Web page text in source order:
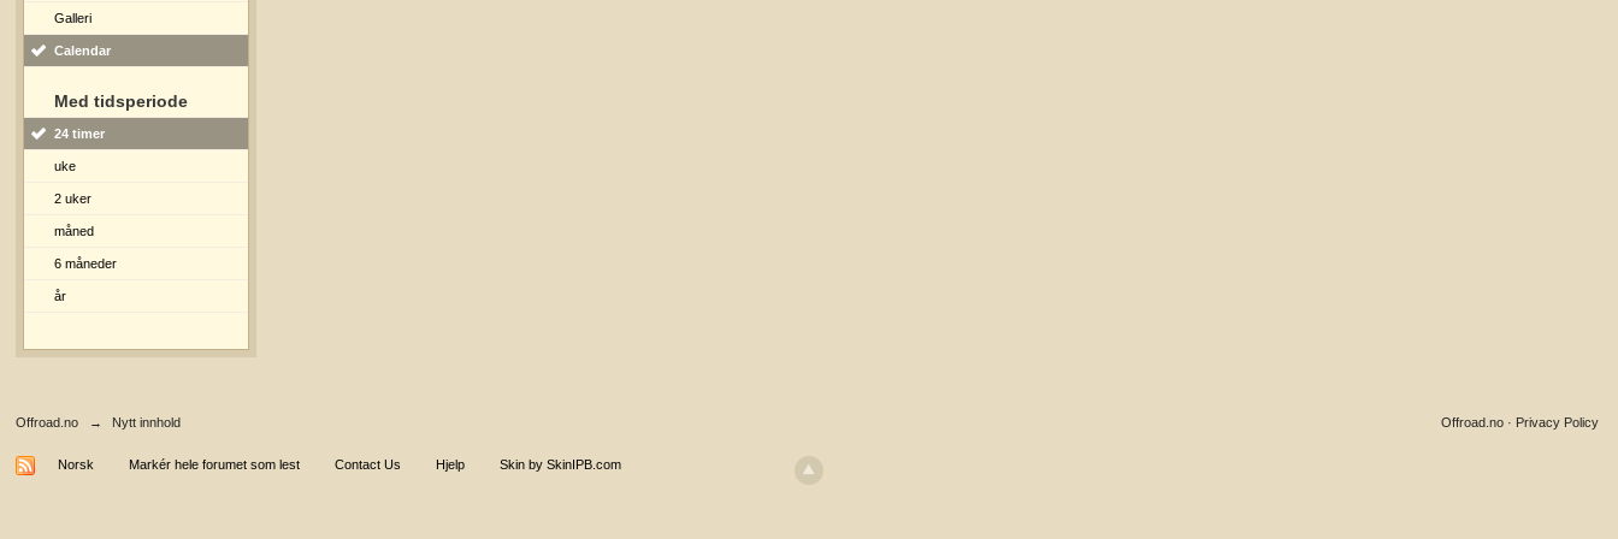
Galleri
Calendar
Med tidsperiode
24 timer
uke
2 uker
måned
6 måneder
år
Offroad.no → Nytt innhold Privacy Policy
Offroad.no ·
Norsk Markér hele forumet som lest Contact Us Hjelp Skin by SkinIPB.com